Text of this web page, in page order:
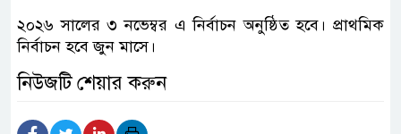
২০২৬ সালের ৩ নভেম্বর এ নির্বাচন অনুষ্ঠিত হবে। প্রাথমিক
নির্বাচন হবে জুন মাসে।
নিউজটি শেয়ার করুন